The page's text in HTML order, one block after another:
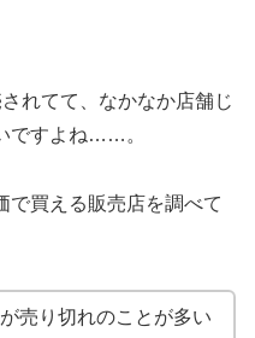
れてて、なかなか店舗じ
ですよね……。
で買える販売店を調べて
売り切れのことが多い